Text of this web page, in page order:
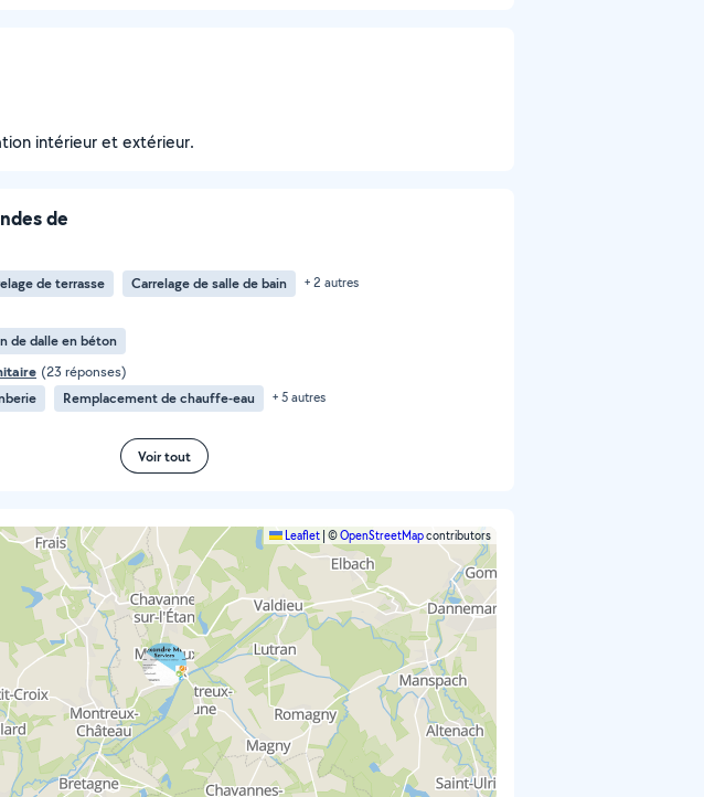
intérieur et extérieur.
de
de terrasse Carrelage de salle de bain + 2 autres
de dalle en béton
(23 réponses)
Remplacement de chauffe-eau + 5 autres
Voir tout
Leaflet ©OpenStreetMapcontributors